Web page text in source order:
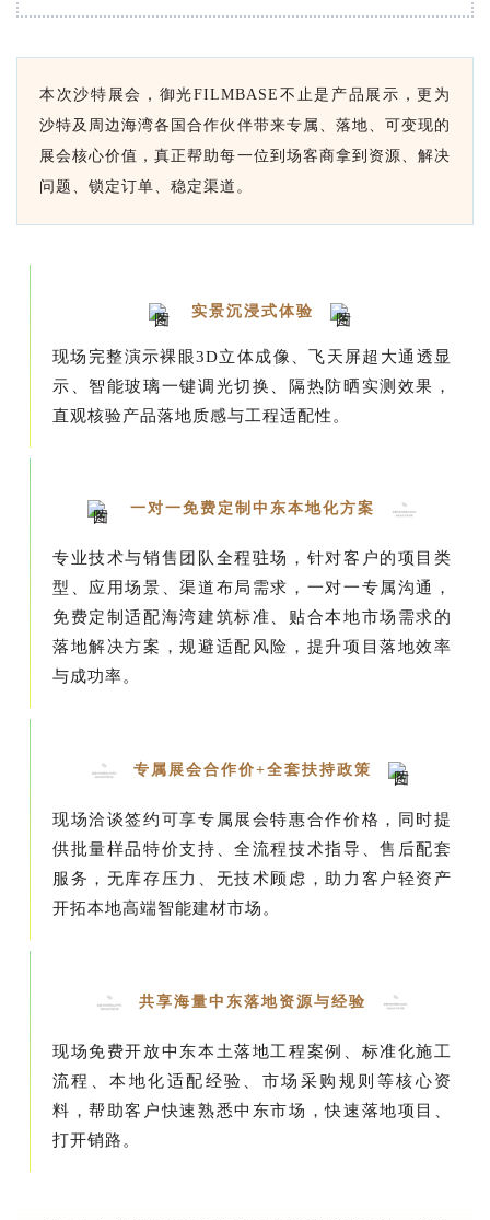
本次沙特展会，御光FILMBASE不止是产品展示，更为
沙特及周边海湾各国合作伙伴带来专属、落地、可变现的
展会核心价值，真正帮助每一位到场客商拿到资源、解决
问题、锁定订单、稳定渠道。
实景沉浸式体验
现场完整演示裸眼3D立体成像、飞天屏超大通透显
示、智能玻璃一键调光切换、隔热防晒实测效果，
直观核验产品落地质感与工程适配性。
一对一免费定制中东本地化方案
专业技术与销售团队全程驻场，针对客户的项目类
型、应用场景、渠道布局需求，一对一专属沟通，
免费定制适配海湾建筑标准、贴合本地市场需求的
落地解决方案，规避适配风险，提升项目落地效率
与成功率。
专属展会合作价+全套扶持政策
现场洽谈签约可享专属展会特惠合作价格，同时提
供批量样品特价支持、全流程技术指导、售后配套
服务，无库存压力、无技术顾虑，助力客户轻资产
开拓本地高端智能建材市场。
共享海量中东落地资源与经验
现场免费开放中东本土落地工程案例、标准化施工
流程、本地化适配经验、市场采购规则等核心资
料，帮助客户快速熟悉中东市场，快速落地项目、
打开销路。